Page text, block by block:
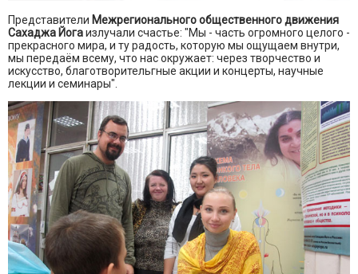
Представители Межрегионального общественного движения
Сахаджа Йогаизлучали счастье: "Мы - часть огромного целого -
прекрасного мира, и ту радость, которую мы ощущаем внутри,
мы передаём всему, что нас окружает: через творчество и
искусство, благотворительгные акции и концерты, научные
лекции и семинары".